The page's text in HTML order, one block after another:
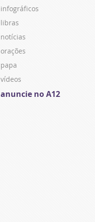
infográficos
libras
notícias
orações
papa
vídeos
anuncie no A12